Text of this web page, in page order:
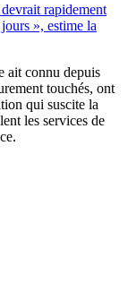
rapidement
», estime la
ait connu depuis
touchés, ont
qui suscite la
les services de